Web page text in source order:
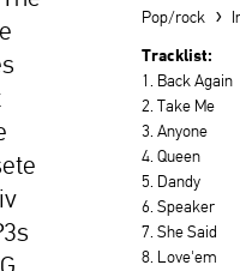
Pop/rock ›
Tracklist:
1. Back Again
2. Take Me
3. Anyone
4. Queen
5. Dandy
6. Speaker
7. She Said
8. Love'em